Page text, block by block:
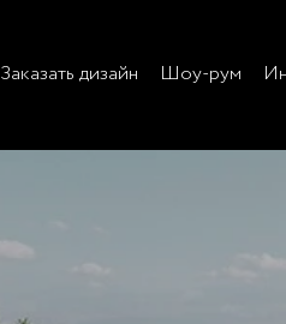
Заказать дизайн Шоу-рум